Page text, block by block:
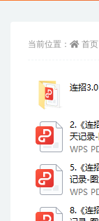
当前位置： 首页